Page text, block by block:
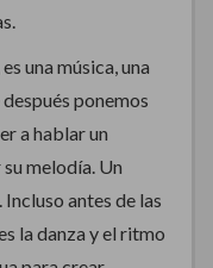
una música, una
ponemos
a hablar un
melodía. Un
antes de las
la danza y el ritmo